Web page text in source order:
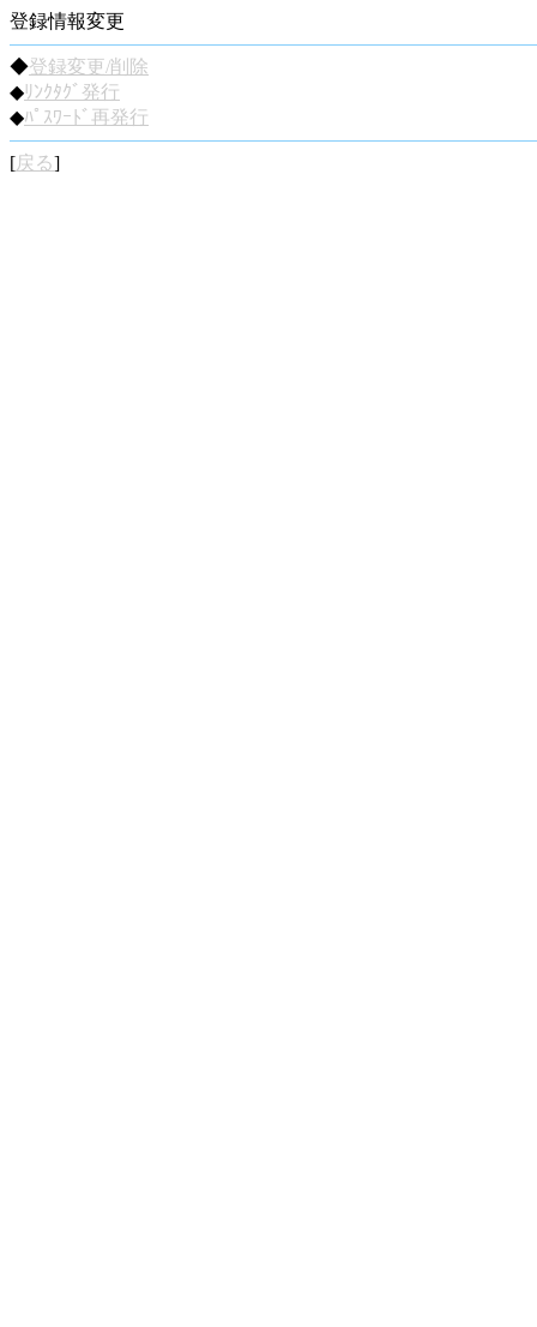
登録情報変更
◆登録変更/削除
◆ﾘﾝｸﾀｸﾞ発行
◆ﾊﾟｽﾜｰﾄﾞ再発行
[戻る]